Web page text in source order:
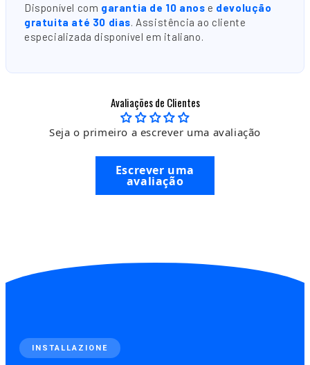
Disponível com garantia de 10 anos e devolução
gratuita até 30 dias. Assistência ao cliente
especializada disponível em italiano.
Avaliações de Clientes
Seja o primeiro a escrever uma avaliação
Escrever uma
avaliação
INSTALLAZIONE